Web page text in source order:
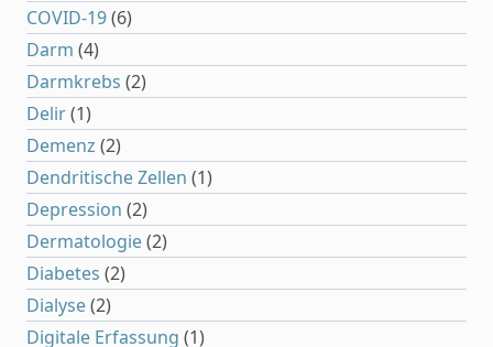
COVID-19(6)
Darm (4)
Darmkrebs (2)
Delir(1)
Demenz (2)
Dendritische Zellen (1)
Depression (2)
Dermatologie(2)
Diabetes (2)
Dialyse(2)
Digitale Erfassung (1)